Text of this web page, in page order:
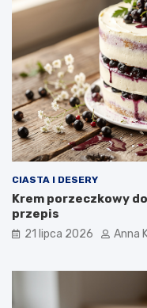
CIASTA I DESERY
Krem porzeczkowy
przepis
21 lipca 2026 Anna